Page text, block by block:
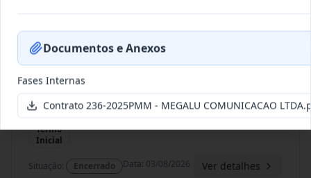
Situação: Encerrado Data:03/08/2026 Ver detalhes
2023
Termo
Inicial
prestação de serviços de...
Situação: Encerrado Data: 03/08/2026 Ver detalhes
Documentos e Anexos
Fases Internas
Contrato 236-2025PMM - MEGALU COMUNICACAO